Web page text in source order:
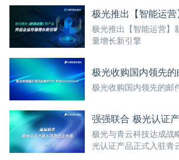
极光推出【智能运营】
量增长新引擎
极光收购国内领先的邮
极光与青云科技达成战
光认证产品正式入驻青